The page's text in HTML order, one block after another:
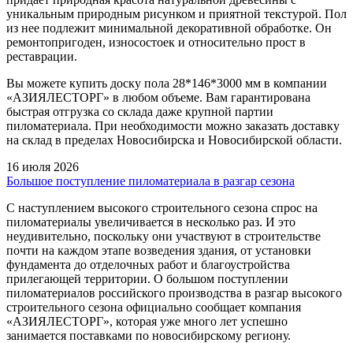
уникальным природным рисунком и приятной текстурой. Пол
из нее подлежит минимальной декоративной обработке. Он
ремонтопригоден, износостоек и относительно прост в
реставрации.
Вы можете купить доску пола 28*146*3000 мм в компании
«АЗИЯЛЕСТОРГ» в любом объеме. Вам гарантирована
быстрая отгрузка со склада даже крупной партии
пиломатериала. При необходимости можно заказать доставку
на склад в пределах Новосибирска и Новосибирской области.
16 июля 2026
Большое поступление пиломатериала в разгар сезона
С наступлением высокого строительного сезона спрос на
пиломатериалы увеличивается в несколько раз. И это
неудивительно, поскольку они участвуют в строительстве
почти на каждом этапе возведения здания, от установки
фундамента до отделочных работ и благоустройства
прилегающей территории. О большом поступлении
пиломатериалов российского производства в разгар высокого
строительного сезона официально сообщает компания
«АЗИЯЛЕСТОРГ», которая уже много лет успешно
занимается поставками по новосибирскому региону.